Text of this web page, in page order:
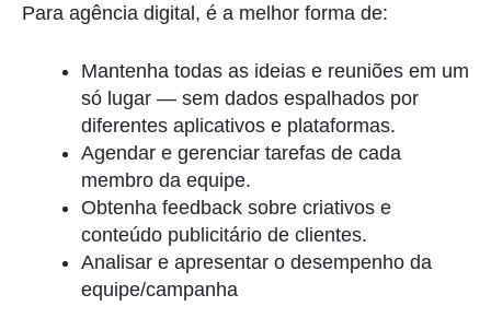
Para agência digital, é a melhor forma de:
Mantenha todas as ideias e reuniões em um
só lugar — sem dados espalhados por
diferentes aplicativos e plataformas.
Agendar e gerenciar tarefas de cada
membro da equipe.
Obtenha feedback sobre criativos e
conteúdo publicitário de clientes.
Analisar e apresentar o desempenho da
equipe/campanha